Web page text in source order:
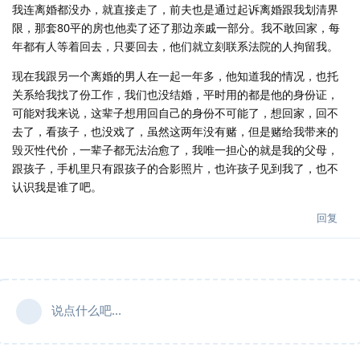
我连离婚都没办，就直接走了，前夫也是通过起诉离婚跟我划清界
限，那套80平的房也他卖了还了那边亲戚一部分。我不敢回家，每
年都有人等着回去，只要回去，他们就立刻联系法院的人拘留我。
现在我跟另一个离婚的男人在一起一年多，他知道我的情况，也托
关系给我找了份工作，我们也没结婚，平时用的都是他的身份证，
可能对我来说，这辈子想用回自己的身份不可能了，想回家，回不
去了，看孩子，也没戏了，虽然这两年没有赌，但是赌给我带来的
毁灭性代价，一辈子都无法治愈了，我唯一担心的就是我的父母，
跟孩子，手机里只有跟孩子的合影照片，也许孩子见到我了，也不
认识我是谁了吧。
回复
说点什么吧...